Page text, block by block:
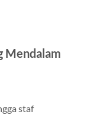
Mendalam
staf